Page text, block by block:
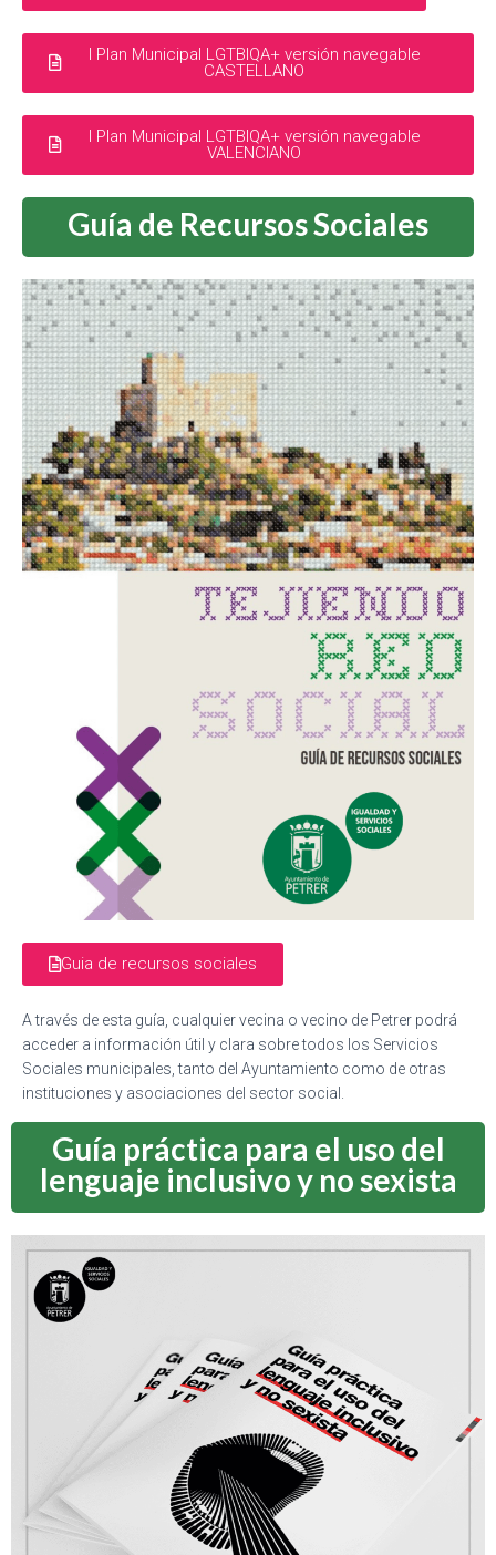
I Plan Municipal LGTBIQA+ versión navegable
CASTELLANO
I Plan Municipal LGTBIQA+ versión navegable
VALENCIANO
Guía de Recursos Sociales
Guia de recursos sociales
A través de esta guía, cualquier vecina o vecino de Petrer podrá
acceder a información útil y clara sobre todos los Servicios
Sociales municipales, tanto del Ayuntamiento como de otras
instituciones y asociaciones del sector social.
Guía práctica para el uso del
lenguaje inclusivo y no sexista